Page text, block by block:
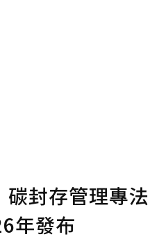
封存管理專法
年發布